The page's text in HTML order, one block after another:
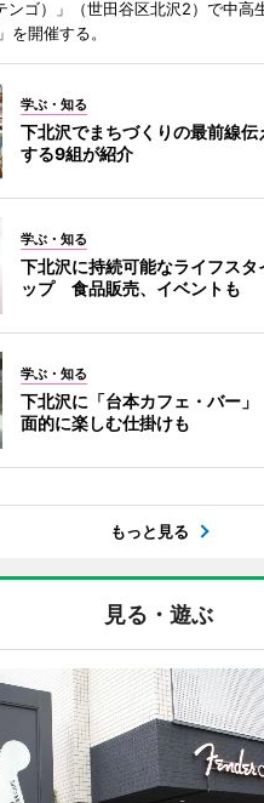
ンゴ）」（世田谷区北沢2）で中高
を開催する。
学ぶ・知る
下北沢でまちづくりの最前線
する9組が紹介
学ぶ・知る
下北沢に持続可能なライフスタ
ップ 食品販売、イベントも
学ぶ・知る
下北沢に「台本カフェ・バー
面的に楽しむ仕掛けも
もっと見る
見る・遊ぶ